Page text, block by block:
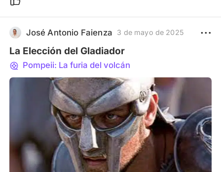
episodio de la serie fue más que merecido. En
resumen, una serie muy emocionante. ¡Perfecta!
José Antonio Faienza 3 de mayo de 2025
La Elección del Gladiador
Pompeii: La furia del volcán